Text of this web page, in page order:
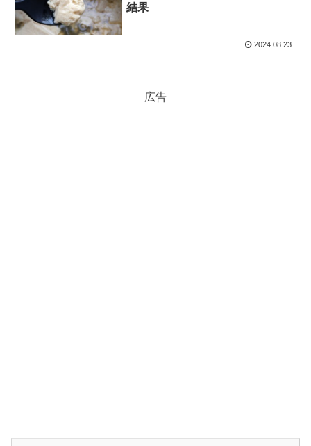
結果
2024.08.23
広告